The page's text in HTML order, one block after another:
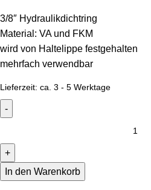
3/8″ Hydraulikdichtring
Material: VA und FKM
wird von Haltelippe festgehalten
mehrfach verwendbar
Lieferzeit: ca. 3 - 5 Werktage
In den Warenkorb